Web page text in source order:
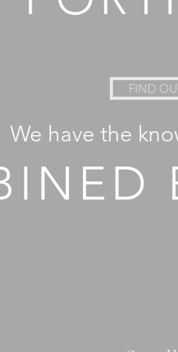
FIND
We have the